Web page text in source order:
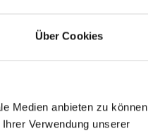
Über Cookies
Medien anbieten zu können
Verwendung unserer